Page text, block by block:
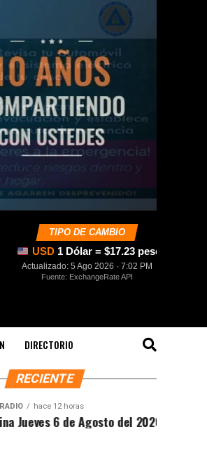
TIPO DE CAMBIO
USD 1 Dólar = $17.23 pesos
Actualizado: 5 Ago 2026 · 7:02 PM
Fuente: ExchangeRate API
DIRECTORIO
RECIENTE
RADIO hace 12 horas
6 de Agosto del 2026